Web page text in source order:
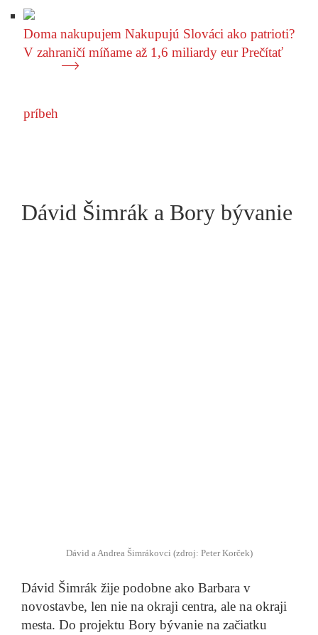
Doma nakupujem Nakupujú Slováci ako patrioti?
V zahraničí míňame až 1,6 miliardy eur Prečítať
príbeh
Dávid Šimrák a Bory bývanie
Dávid a Andrea Šimrákovci (zdroj: Peter Korček)
Dávid Šimrák žije podobne ako Barbara v
novostavbe, len nie na okraji centra, ale na okraji
mesta. Do projektu Bory bývanie na začiatku